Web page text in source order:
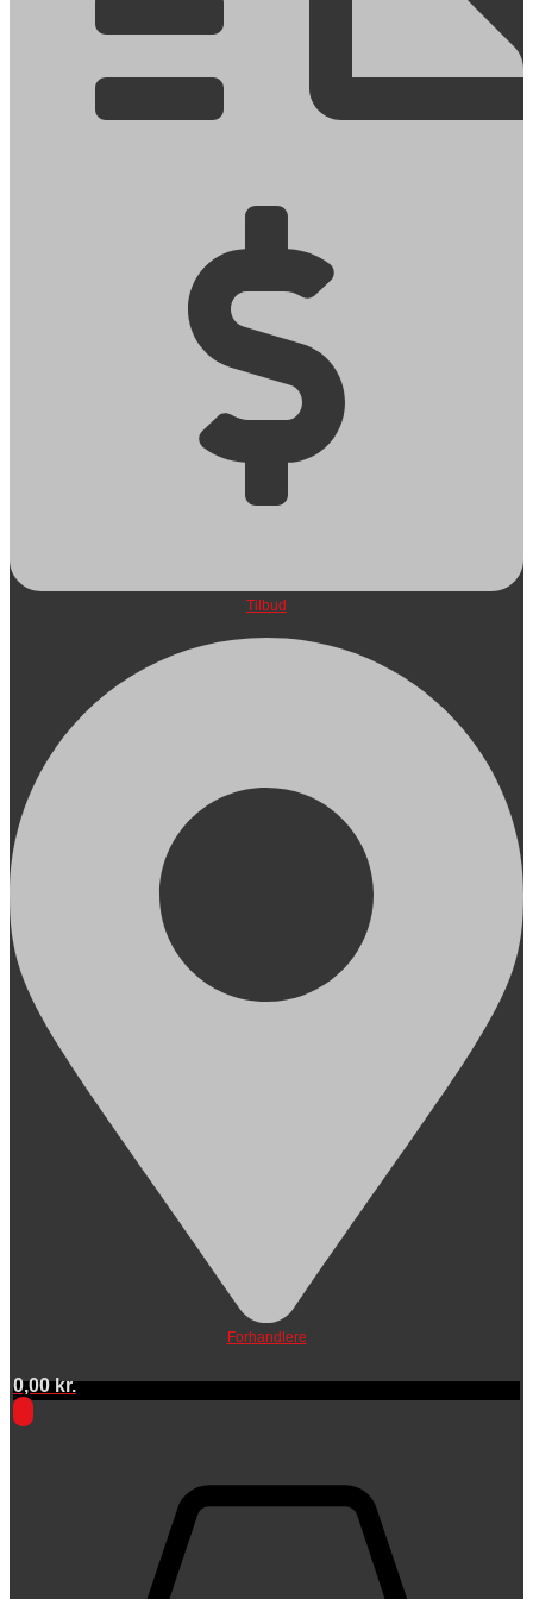
Tilbud
Forhandlere
0,00kr.